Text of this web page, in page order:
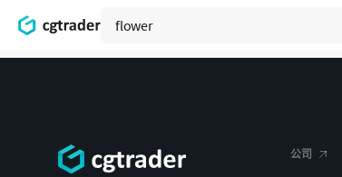
公司